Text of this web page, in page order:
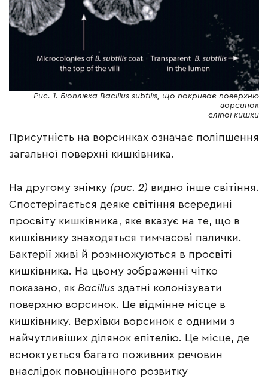
Рис. 1. Біоплівка Bacillus subtilis, що покриває поверхню
ворсинок
сліпої кишки
Присутність на ворсинках означає поліпшення
загальної поверхні кишківника.
На другому знімку (рис. 2) видно інше світіння.
Спостерігається деяке світіння всередині
просвіту кишківника, яке вказує на те, що в
кишківнику знаходяться тимчасові палички.
Бактерії живі й розмножуються в просвіті
кишківника. На цьому зображенні чітко
показано, як Bacillus здатні колонізувати
поверхню ворсинок. Це відмінне місце в
кишківнику. Верхівки ворсинок є одними з
найчутливіших ділянок епітелію. Це місце, де
всмоктується багато поживних речовин
внаслідок повноцінного розвитку